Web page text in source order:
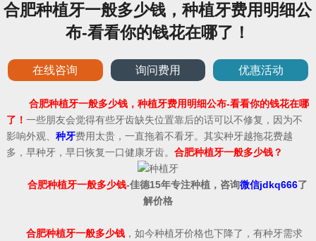
合肥种植牙一般多少钱，种植牙费用明细公
布-看看你的钱花在哪了！
在线咨询 询问费用 优惠活动
合肥种植牙一般多少钱，种植牙费用明细公布-看看你的钱花在哪
了！ 一些朋友会觉得有些牙齿缺失位置靠后的话可以不修复，因为不
影响外观、 种牙费用太贵，一直拖着不看牙。其实种牙越拖花费越
多，早种牙，早日恢复一口健康牙齿。 合肥种植牙一般多少钱？
合肥种植牙一般多少钱-佳德15年专注种植，咨询微信jdkq666了
解价格
合肥种植牙一般多少钱，如今种植牙价格也下降了，有种牙需求